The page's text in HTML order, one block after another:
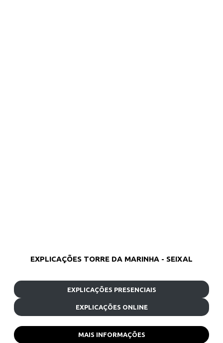
EXPLICAÇÕES TORRE DA MARINHA - SEIXAL
EXPLICAÇÕES PRESENCIAIS
EXPLICAÇÕES ONLINE
MAIS INFORMAÇÕES